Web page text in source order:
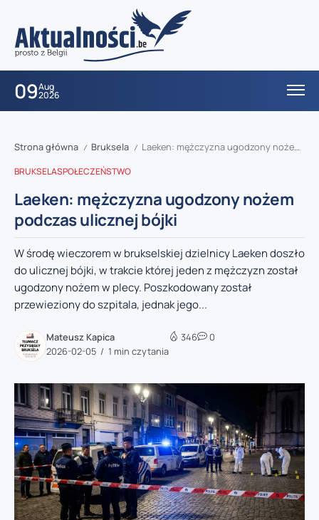
09Aug
2026
Strona główna / Bruksela / Laeken: mężczyzna ugodzony nożem podczas ulicznej bójki
BRUKSELASPOŁECZEŃSTWO
Laeken: mężczyzna ugodzony nożem
podczas ulicznej bójki
W środę wieczorem w brukselskiej dzielnicy Laeken doszło
do ulicznej bójki, w trakcie której jeden z mężczyzn został
ugodzony nożem w plecy. Poszkodowany został
przewieziony do szpitala, jednak jego...
Mateusz Kapica
2026-02-05
1 min czytania
346 0